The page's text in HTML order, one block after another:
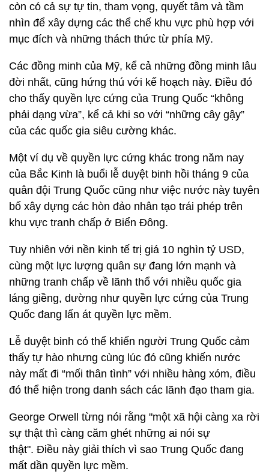
còn có cả sự tự tin, tham vọng, quyết tâm và tầm
nhìn để xây dựng các thể chế khu vực phù hợp với
mục đích và những thách thức từ phía Mỹ.
Các đồng minh của Mỹ, kể cả những đồng minh lâu
đời nhất, cũng hứng thú với kế hoạch này. Điều đó
cho thấy quyền lực cứng của Trung Quốc “không
phải dạng vừa”, kể cả khi so với “những cây gậy”
của các quốc gia siêu cường khác.
Một ví dụ về quyền lực cứng khác trong năm nay
của Bắc Kinh là buổi lễ duyệt binh hồi tháng 9 của
quân đội Trung Quốc cũng như việc nước này tuyên
bố xây dựng các hòn đảo nhân tạo trái phép trên
khu vực tranh chấp ở Biển Đông.
Tuy nhiên với nền kinh tế trị giá 10 nghìn tỷ USD,
cùng một lực lượng quân sự đang lớn mạnh và
những tranh chấp về lãnh thổ với nhiều quốc gia
láng giềng, dường như quyền lực cứng của Trung
Quốc đang lấn át quyền lực mềm.
Lễ duyệt binh có thể khiến người Trung Quốc cảm
thấy tự hào nhưng cùng lúc đó cũng khiến nước
này mất đi “mối thân tình” với nhiều hàng xóm, điều
đó thể hiện trong danh sách các lãnh đạo tham gia.
George Orwell từng nói rằng "một xã hội càng xa rời
sự thật thì càng căm ghét những ai nói sự
thật". Điều này giải thích vì sao Trung Quốc đang
mất dần quyền lực mềm.